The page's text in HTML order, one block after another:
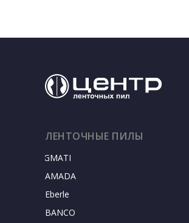
SIGMATEC
AMADA
Eberle
BANCO
ЛЕНТОЧНЫЕ ПИЛЫ